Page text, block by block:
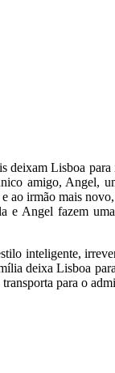
deixam Lisboa
amigo, Angel,
ao irmão mais
e Angel fazem
inteligente,
deixa Lisboa
para o